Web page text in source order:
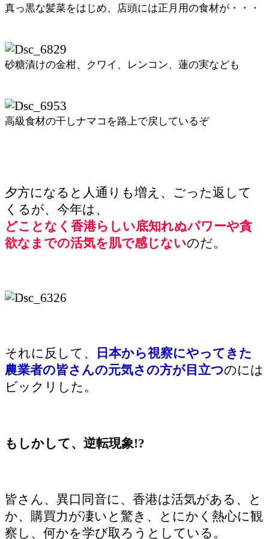
真っ黒な髪菜をはじめ、店頭には正月用の食材が・・・
砂糖漬けの金柑、クワイ、レンコン、蓮の実なども
高級食材の干しナマコを路上で戻しているぞ
夕方になると人通りも増え、ごった返して
くるが、今年は、
どことなく香港らしい底知れぬパワーや貪
欲なまでの活気を肌で感じないのだ。
それに反して、
日本から視察にやってきた
農業者の皆さんの元気さの方が目立つのには
ビックリした。
もしかして、逆転現象!?
皆さん、異口同音に、香港は活気がある、と
か、購買力が凄いと驚き、とにかく熱心に観
察し、何かを学び取ろうとしている。